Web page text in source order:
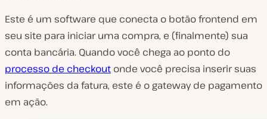
Este é um software que conecta o botão frontend em
seu site para iniciar uma compra, e (finalmente) sua
conta bancária. Quando você chega ao ponto do
processo de checkout onde você precisa inserir suas
informações da fatura, este é o gateway de pagamento
em ação.